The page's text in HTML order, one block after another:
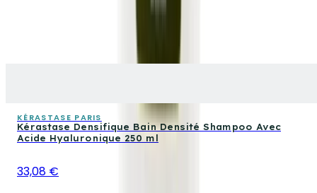
KÉRASTASE PARIS
Kérastase Densifique Bain Densité Shampoo Avec
Acide Hyaluronique 250 ml
33,08 €